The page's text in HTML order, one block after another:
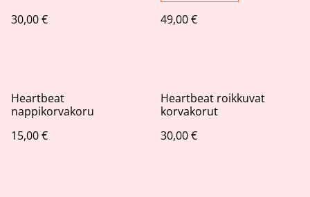
30,00 € 49,00 €
Heartbeat
nappikorvakoru
15,00 €
Heartbeat roikkuvat
korvakorut
30,00 €